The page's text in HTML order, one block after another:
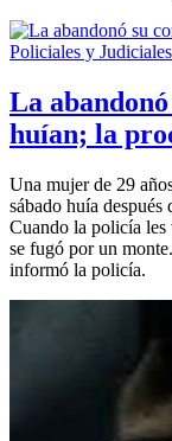
Policiales y Judiciales
La
huían; la
Una mujer de 29
sábado huía
Cuando la policía les
se fugó por un
informó la policía.